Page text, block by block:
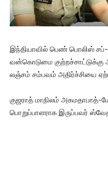
இந்தியாவில் பெண் பொலிஸ்
வன்கொடுமை குற்றச்சாட்டுக்கு
லஞ்சம் சம்பவம் அதிர்ச்சியை
குஜராத் மாநிலம் அகமதாபாத்-
பொறுப்பாளராக இருப்பவர்